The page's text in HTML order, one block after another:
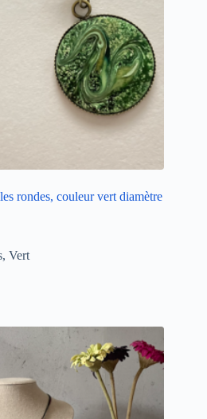
rondes, couleur vert diamètre
, Vert